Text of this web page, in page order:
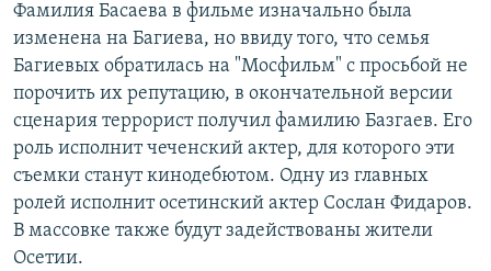
Фамилия Басаева в фильме изначально была
изменена на Багиева, но ввиду того, что семья
Багиевых обратилась на "Мосфильм" с просьбой не
порочить их репутацию, в окончательной версии
сценария террорист получил фамилию Базгаев. Его
роль исполнит чеченский актер, для которого эти
съемки станут кинодебютом. Одну из главных
ролей исполнит осетинский актер Сослан Фидаров.
В массовке также будут задействованы жители
Осетии.